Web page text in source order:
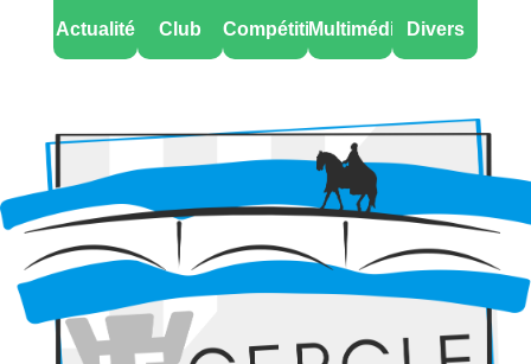
Actualité Club CompétitionsMultimédia Divers